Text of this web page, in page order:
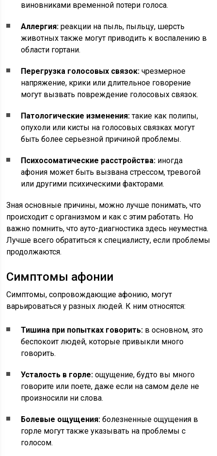
виновниками временной потери голоса.
Аллергия: реакции на пыль, пыльцу, шерсть
животных также могут приводить к воспалению в
области гортани.
Перегрузка голосовых связок: чрезмерное
напряжение, крики или длительное говорение
могут вызвать повреждение голосовых связок.
Патологические изменения:такие как полипы,
опухоли или кисты на голосовых связках могут
быть более серьезной причиной проблемы.
Психосоматические расстройства: иногда
афония может быть вызвана стрессом, тревогой
или другими психическими факторами.
Зная основные причины, можно лучше понимать, что
происходит с организмом и как с этим работать. Но
важно помнить, что ауто-диагностика здесь неуместна.
Лучше всего обратиться к специалисту, если проблемы
продолжаются.
Симптомы афонии
Симптомы, сопровождающие афонию, могут
варьироваться у разных людей. К ним относятся:
Тишина при попытках говорить: в основном, это
беспокоит людей, которые привыкли много
говорить.
Усталость в горле: ощущение, будто вы много
говорите или поете, даже если на самом деле не
произносили ни слова.
Болевые ощущения: болезненные ощущения в
горле могут также указывать на проблемы с
голосом.